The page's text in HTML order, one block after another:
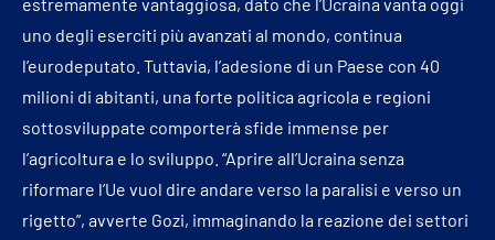
uno degli eserciti più avanzati al mondo, continua
l’eurodeputato. Tuttavia, l’adesione di un Paese con 40
milioni di abitanti, una forte politica agricola e regioni
sottosviluppate comporterà sfide immense per
l’agricoltura e lo sviluppo. “Aprire all’Ucraina senza
riformare l’Ue vuol dire andare verso la paralisi e verso un
rigetto”, avverte Gozi, immaginando la reazione dei settori